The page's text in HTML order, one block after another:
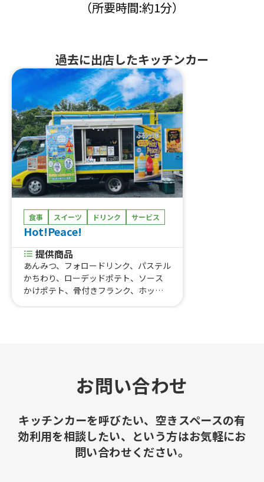
（所要時間:約1分）
過去に出店したキッチンカー
食事 スイーツ ドリンク サービス
Hot!Peace!
提供商品
あんみつ、フォロードリンク、パステル
かちわり、ローデッドポテト、ソース
かけポテト、骨付きフランク、ホット
M、トルティーヤ(イベント用)、学割 ト
ルポテドリセット、学割 トルポテセッ
ィーヤ、かき氷、トルティーヤセット
(イベント用)、ワンタンスープ、コーン
スープ、プリンアラモード、トルティ
ーヤセット、シャカシャカポテト＆推
お問い合わせ
キッチンカーを呼びたい、空きスペースの有
効利用を相談したい、という方はお気軽にお
問い合わせください。